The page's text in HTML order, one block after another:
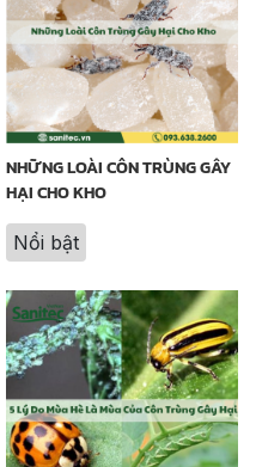
NHỮNG LOÀI CÔN TRÙNG GÂY
HẠI CHO KHO
Nổi bật